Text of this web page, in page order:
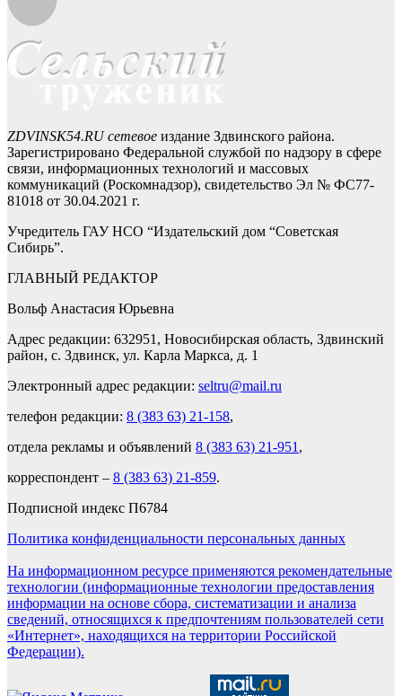
ZDVINSK54.RU сетевое издание Здвинского района.
Зарегистрировано Федеральной службой по надзору в сфере
связи, информационных технологий и массовых
коммуникаций (Роскомнадзор), свидетельство Эл № ФС77-
81018 от 30.04.2021 г.
Учредитель ГАУ НСО “Издательский дом “Советская
Сибирь”.
ГЛАВНЫЙ РЕДАКТОР
Вольф Анастасия Юрьевна
Адрес редакции: 632951, Новосибирская область, Здвинский
район, с. Здвинск, ул. Карла Маркса, д. 1
Электронный адрес редакции: seltru@mail.ru
телефон редакции: 8 (383 63) 21-158,
отдела рекламы и объявлений 8 (383 63) 21-951 ,
корреспондент – 8 (383 63) 21-859.
Подписной индекс П6784
Политика конфиденциальности персональных данных
На информационном ресурсе применяются рекомендательные
технологии (информационные технологии предоставления
информации на основе сбора, систематизации и анализа
сведений, относящихся к предпочтениям пользователей сети
«Интернет», находящихся на территории Российской
Федерации).